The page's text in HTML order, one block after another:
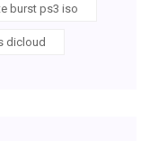
burst ps3 iso
dicloud